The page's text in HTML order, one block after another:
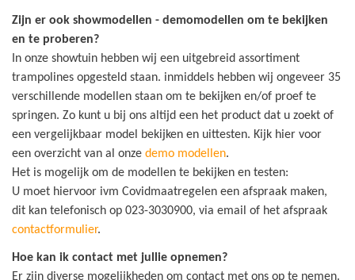
Zijn er ook showmodellen - demomodellen om te bekijken
en te proberen?
In onze showtuin hebben wij een uitgebreid assortiment
trampolines opgesteld staan. inmiddels hebben wij ongeveer 35
verschillende modellen staan om te bekijken en/of proef te
springen. Zo kunt u bij ons altijd een het product dat u zoekt of
een vergelijkbaar model bekijken en uittesten. Kijk hier voor
een overzicht van al onze demo modellen.
Het is mogelijk om de modellen te bekijken en testen:
U moet hiervoor ivm Covidmaatregelen een afspraak maken,
dit kan telefonisch op 023-3030900, via email of het afspraak
contactformulier.
Hoe kan ik contact met jullie opnemen?
Er zijn diverse mogelijkheden om contact met ons op te nemen.